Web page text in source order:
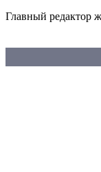
Главный редактор